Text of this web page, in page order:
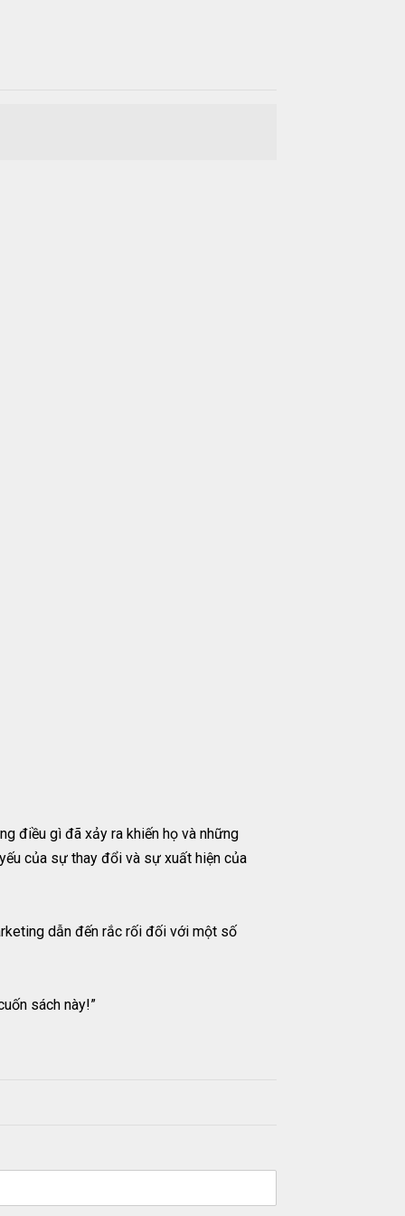
điều gì đã xảy ra khiến họ và những
của sự thay đổi và sự xuất hiện của
dẫn đến rắc rối đối với một số
sách này!”